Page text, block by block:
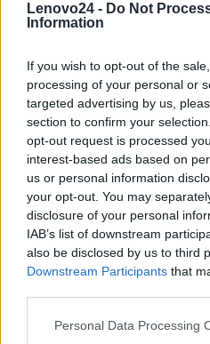
Lenovo24 - Do Not
Information
If you wish to opt-out of the
processing of your personal or
targeted advertising by us,
section to confirm your
opt-out request is processed
interest-based ads based on
us or personal information
your opt-out. You may
disclosure of your personal
IAB’s list of downstream
also be disclosed by us to third
Downstream Participants that
Personal Data Processing
specjalnym
Zgłoszenia
serwisowe oraz
wysyłka części
Kompleksowe
wsparcie
sprzętowe oraz
producenta
Bezpośredni